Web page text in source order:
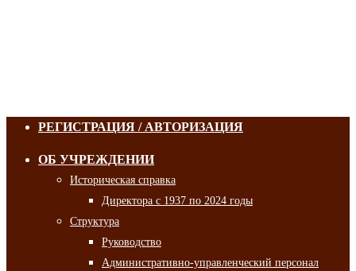
РЕГИСТРАЦИЯ / АВТОРИЗАЦИЯ
ОБ УЧРЕЖДЕНИИ
Историческая справка
Директора с 1937 по 2024 годы
Структура
Руководство
Административно-управленческий персонал